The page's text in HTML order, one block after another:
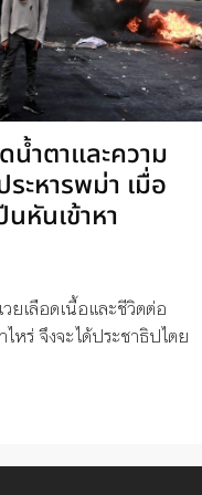
น้ำตาและความ
ะหารพม่า เมื่อ
หันเข้าหา
ยเลือดเนื้อและชีวิตต่อ
หร่ จึงจะได้ประชาธิปไตย